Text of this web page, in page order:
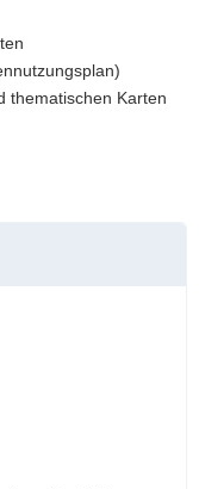
thematischen Karten